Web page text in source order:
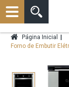
Página Inicial |
Forno de Embutir